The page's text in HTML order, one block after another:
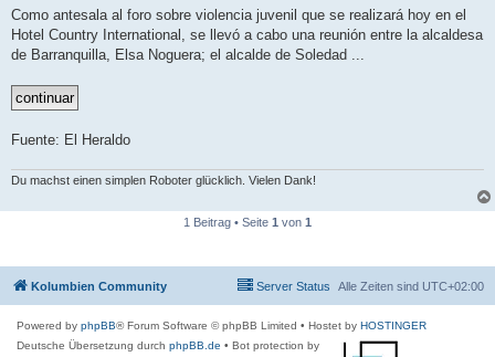
i
r
a
Como antesala al foro sobre violencia juvenil que se realizará hoy en el
Hotel Country International, se llevó a cabo una reunión entre la alcaldesa
de Barranquilla, Elsa Noguera; el alcalde de Soledad ...
Fuente: El Heraldo
Du machst einen simplen Roboter glücklich. Vielen Dank!
1 Beitrag • Seite 1 von 1
Kolumbien Community Alle Zeiten sind UTC+02:00
Server Status
Powered by phpBB® Forum Software © phpBB Limited • Hostet by HOSTINGER
Deutsche Übersetzung durch phpBB.de • Bot protection by